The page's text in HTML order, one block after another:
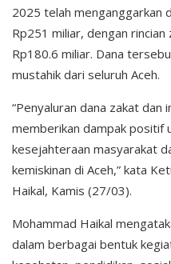
2025 telah menganggarkan
Rp251 miliar, dengan
Rp180.6 miliar. Dana
mustahik dari seluruh Aceh.
“Penyaluran dana zakat
memberikan dampak positif
kesejahteraan masyarakat
kemiskinan di Aceh,” kata
Haikal, Kamis (27/03).
Mohammad Haikal
dalam berbagai bentuk